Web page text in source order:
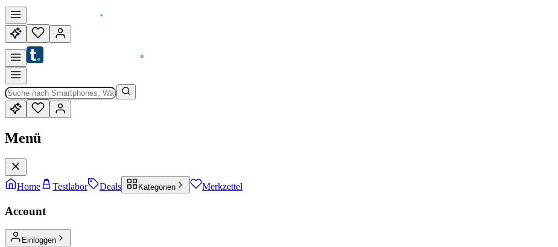
Menü
Home Testlabor Deals Kategorien Merkzettel
Account
Einloggen